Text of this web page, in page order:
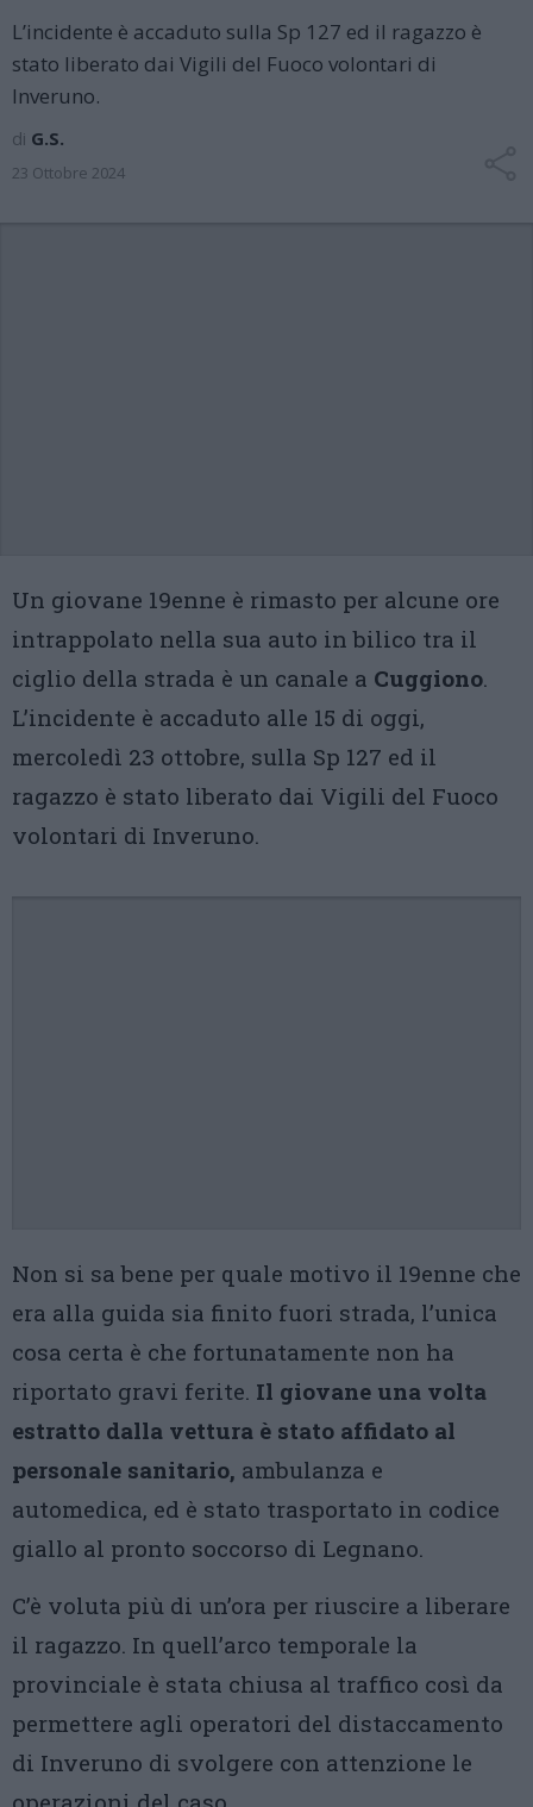
L’incidente è accaduto sulla Sp 127 ed il ragazzo è
stato liberato dai Vigili del Fuoco volontari di
Inveruno.
di G.S.
23 Ottobre 2024
Un giovane 19enne è rimasto per alcune ore
intrappolato nella sua auto in bilico tra il
ciglio della strada è un canale a Cuggiono.
L’incidente è accaduto alle 15 di oggi,
mercoledì 23 ottobre, sulla Sp 127 ed il
ragazzo è stato liberato dai Vigili del Fuoco
volontari di Inveruno.
Non si sa bene per quale motivo il 19enne che
era alla guida sia finito fuori strada, l’unica
cosa certa è che fortunatamente non ha
riportato gravi ferite. Il giovane una volta
estratto dalla vettura è stato affidato al
personale sanitario, ambulanza e
automedica, ed è stato trasportato in codice
giallo al pronto soccorso di Legnano.
C’è voluta più di un’ora per riuscire a liberare
il ragazzo. In quell’arco temporale la
provinciale è stata chiusa al traffico così da
permettere agli operatori del distaccamento
di Inveruno di svolgere con attenzione le